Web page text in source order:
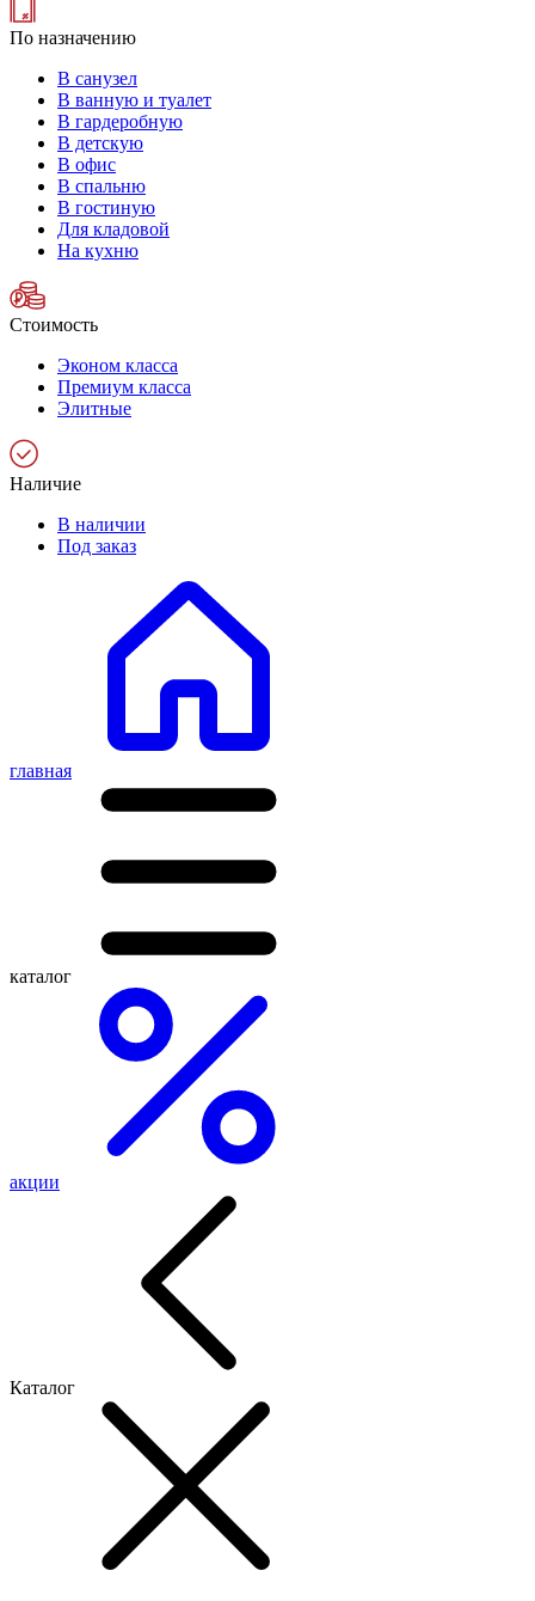
По назначению
В санузел
В ванную и туалет
В гардеробную
В детскую
В офис
В спальню
В гостиную
Для кладовой
На кухню
Стоимость
Эконом класса
Премиум класса
Элитные
Наличие
В наличии
Под заказ
главная
каталог
акции
Каталог